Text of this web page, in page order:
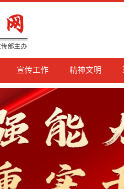
宣传工作 精神文明